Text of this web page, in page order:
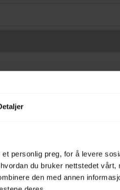
personlig preg, for å levere
du bruker nettstedet vårt,
den med annen